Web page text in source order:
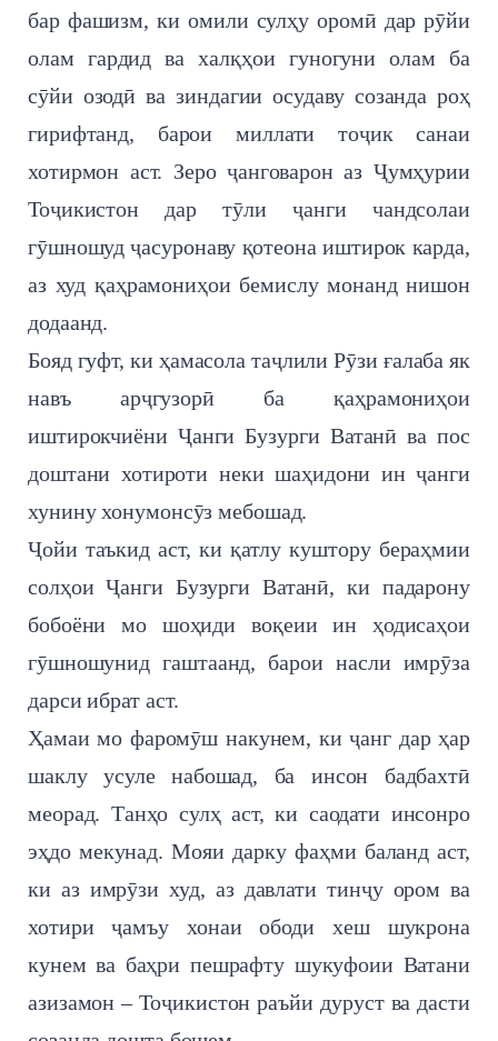
бар фашизм, ки омили сулҳу оромӣ дар рӯйи
олам гардид ва халқҳои гуногуни олам ба
сӯйи озодӣ ва зиндагии осудаву созанда роҳ
гирифтанд, барои миллати тоҷик санаи
хотирмон аст. Зеро ҷанговарон аз Ҷумҳурии
Тоҷикистон дар тӯли ҷанги чандсолаи
гӯшношуд ҷасуронаву қотеона иштирок карда,
аз худ қаҳрамониҳои бемислу монанд нишон
додаанд.
Бояд гуфт, ки ҳамасола таҷлили Рӯзи ғалаба як
навъ арҷгузорӣ ба қаҳрамониҳои
иштирокчиёни Ҷанги Бузурги Ватанӣ ва пос
доштани хотироти неки шаҳидони ин ҷанги
хунину хонумонсӯз мебошад.
Ҷойи таъкид аст, ки қатлу куштору бераҳмии
солҳои Ҷанги Бузурги Ватанӣ, ки падарону
бобоёни мо шоҳиди воқеии ин ҳодисаҳои
гӯшношунид гаштаанд, барои насли имрӯза
дарси ибрат аст.
Ҳамаи мо фаромӯш накунем, ки ҷанг дар ҳар
шаклу усуле набошад, ба инсон бадбахтӣ
меорад. Танҳо сулҳ аст, ки саодати инсонро
эҳдо мекунад. Мояи дарку фаҳми баланд аст,
ки аз имрӯзи худ, аз давлати тинҷу ором ва
хотири ҷамъу хонаи ободи хеш шукрона
кунем ва баҳри пешрафту шукуфоии Ватани
азизамон – Тоҷикистон раъйи дуруст ва дасти